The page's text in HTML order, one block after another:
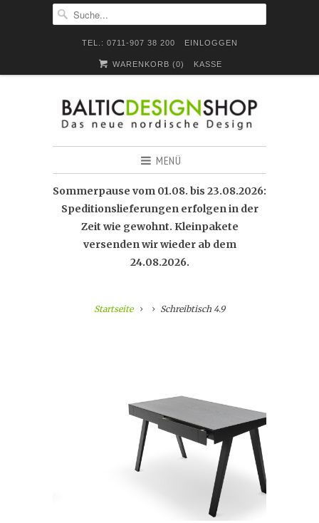
TEL.: 0711-907 38 200 EINLOGGEN
WARENKORB (0) KASSE
MENÜ
Sommerpause vom 01.08. bis 23.08.2026:
Speditionslieferungen erfolgen in der
Zeit wie gewohnt. Kleinpakete
versenden wir wieder ab dem
24.08.2026.
Startseite Schreibtisch 4.9